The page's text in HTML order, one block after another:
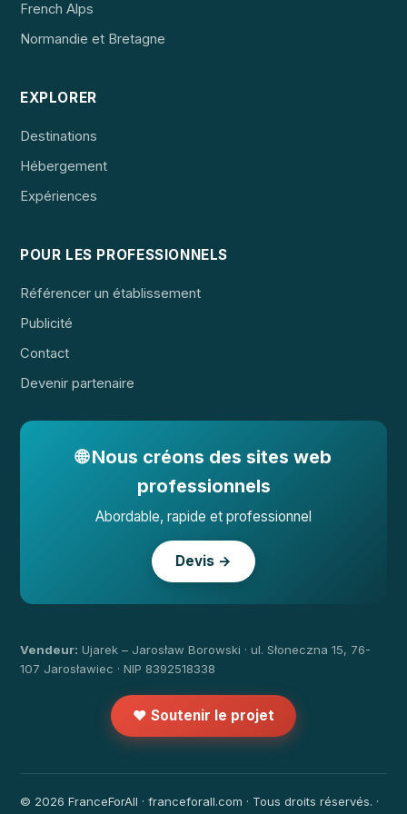
French Alps
Normandie et Bretagne
EXPLORER
Destinations
Hébergement
Expériences
POUR LES PROFESSIONNELS
Référencer un établissement
Publicité
Contact
Devenir partenaire
🌐 Nous créons des sites web
professionnels
Abordable, rapide et professionnel
Devis →
Vendeur: Ujarek – Jarosław Borowski · ul. Słoneczna 15, 76-
107 Jarosławiec · NIP 8392518338
❤️ Soutenir le projet
© 2026 FranceForAll · franceforall.com · Tous droits réservés. ·